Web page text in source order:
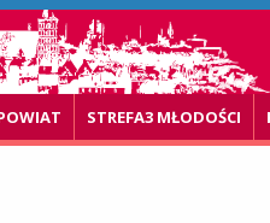
STREFA3 MŁODOŚCI